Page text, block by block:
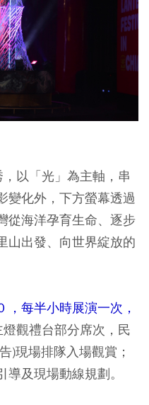
以「光」為主軸，串
變化外，下方螢幕透過
從海洋孕育生命、逐步
山出發、向世界綻放的
每半小時展演一次，
觀禮台部分席次，民
)現場排隊入場觀賞；
及現場動線規劃。